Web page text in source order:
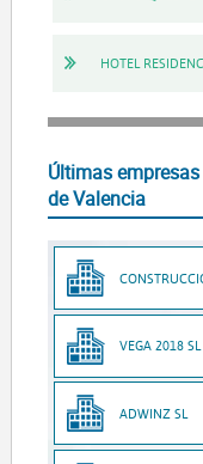
HOTEL
Últimas
de Valencia
VEGA 2018 SL
ADWINZ SL